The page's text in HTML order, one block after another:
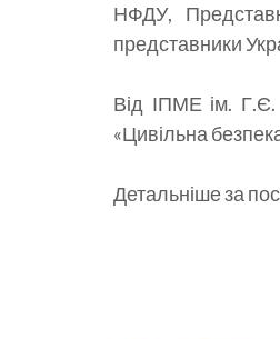
НФДУ,
представники
Від ІПМЕ ім.
«Цивільна
Детальніше за